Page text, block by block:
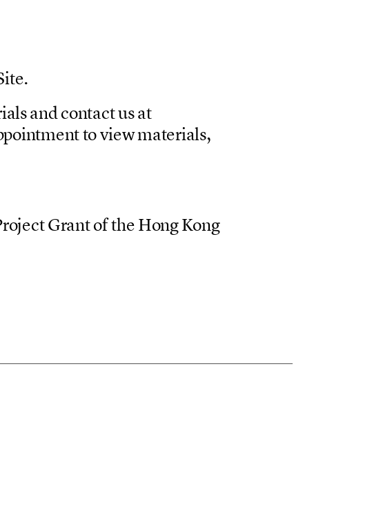
ite.
ialsandcontactusat
pointmenttoviewmaterials,
rojectGrantoftheHongKong